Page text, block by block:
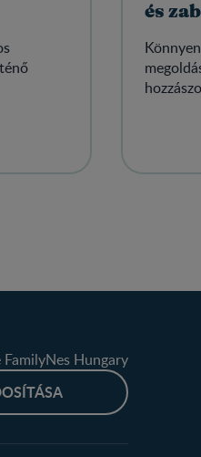
és
FamilyNes Hungary